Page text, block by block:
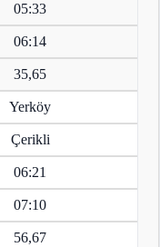
05:33
06:14
35,65
Yerköy
Çerikli
06:21
07:10
56,67